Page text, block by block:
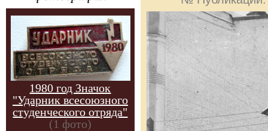
1980 год Значок
"Ударник всесоюзного
студенческого отряда"
(1 фото)